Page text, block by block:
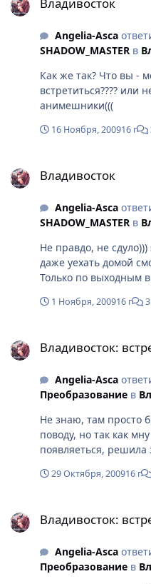
Angelia-Asca
SHADOW_MASTER в
Как же так? Что вы -
встретиться???? или
анимешники(((
16 Ноября, 200916 г
Владивосток
Angelia-Asca
SHADOW_MASTER в
Не правдо, не
даже уехать домой
Только по выходным
1 Ноября, 200916 г
Владивосток:
Angelia-Asca
Преобразование в
Не знаю, там просто
поводу, но так как
появляеться, решила
29 Октября, 200916 г
Владивосток:
Angelia-Asca
Преобразование в